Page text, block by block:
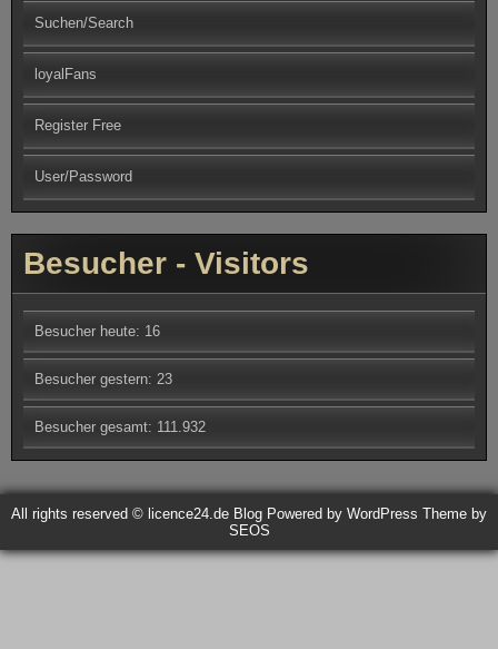
Suchen/Search
loyalFans
Register Free
User/Password
Besucher - Visitors
Besucher heute: 16
Besucher gestern: 23
Besucher gesamt: 111.932
All rights reserved © licence24.de Blog Powered by WordPress Theme by
SEOS